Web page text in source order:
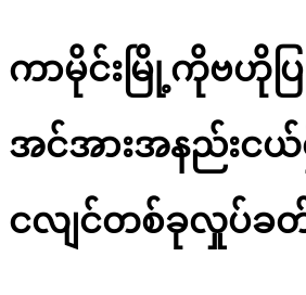
ကာမိုင်းမြို့ကိုဗဟိုပြု
အင်အားအနည်းငယ်
ငလျင်တစ်ခုလှုပ်ခ